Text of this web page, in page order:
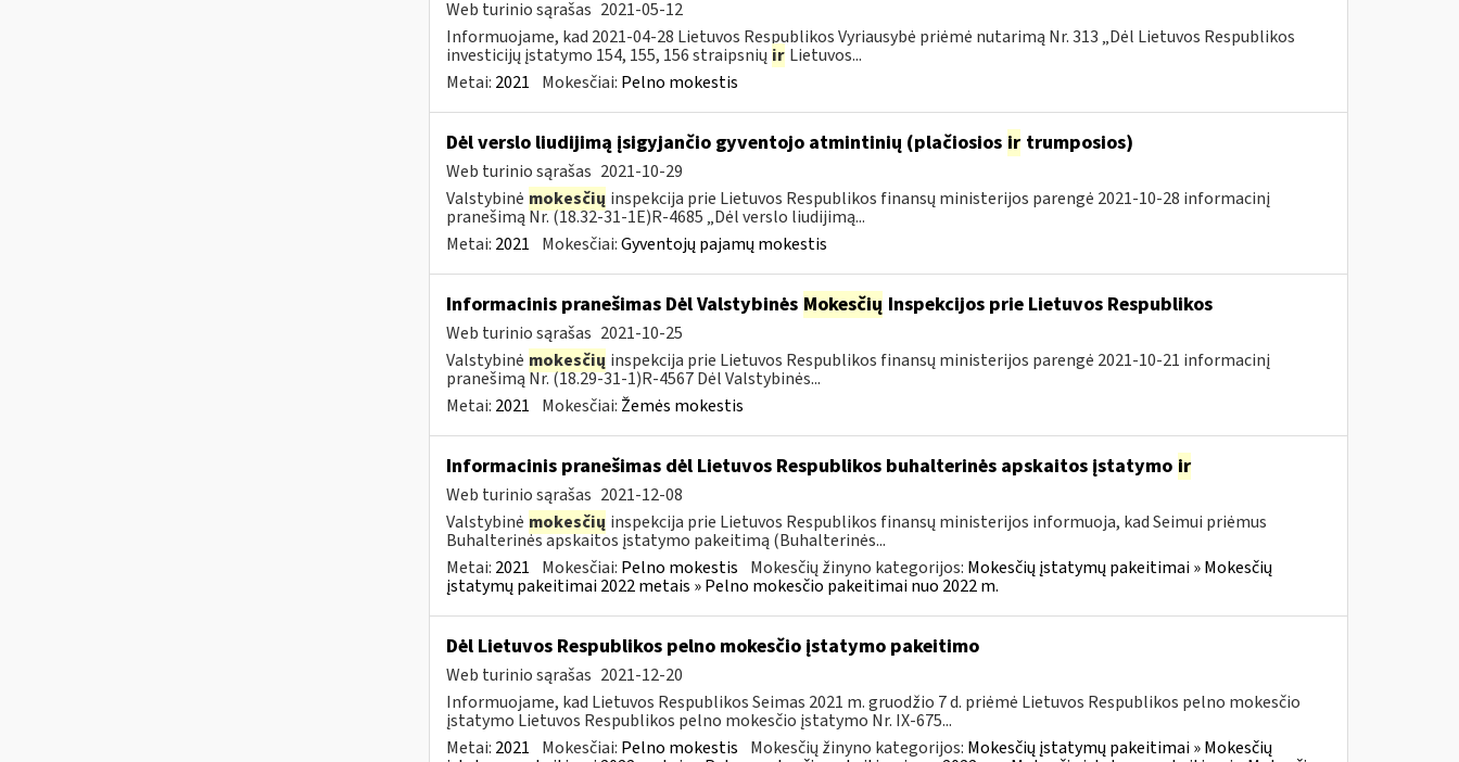
Web turinio sąrašas 2021-05-12
Informuojame, kad 2021-04-28 Lietuvos Respublikos Vyriausybė priėmė nutarimą Nr. 313 „Dėl Lietuvos Respublikos
investicijų įstatymo 154, 155, 156 straipsnių ir Lietuvos...
Metai: 2021 Mokesčiai: Pelno mokestis
Dėl verslo liudijimą įsigyjančio gyventojo atmintinių (plačiosios irtrumposios)
Web turinio sąrašas 2021-10-29
Valstybinė mokesčių inspekcija prie Lietuvos Respublikos finansų ministerijos parengė 2021-10-28 informacinį
pranešimą Nr. (18.32-31-1E)R-4685 „Dėl verslo liudijimą...
Metai: 2021 Mokesčiai:Gyventojų pajamų mokestis
Informacinis pranešimas Dėl Valstybinės Mokesčių Inspekcijos prie Lietuvos Respublikos
Web turinio sąrašas 2021-10-25
Valstybinė mokesčių inspekcija prie Lietuvos Respublikos finansų ministerijos parengė 2021-10-21 informacinį
pranešimą Nr. (18.29-31-1)R-4567 Dėl Valstybinės...
Metai: 2021 Mokesčiai: Žemės mokestis
Informacinis pranešimas dėl Lietuvos Respublikos buhalterinės apskaitos įstatymo ir
Web turinio sąrašas 2021-12-08
Valstybinė mokesčių inspekcija prie Lietuvos Respublikos finansų ministerijos informuoja, kad Seimui priėmus
Buhalterinės apskaitos įstatymo pakeitimą (Buhalterinės...
Metai: 2021 Mokesčiai: Pelno mokestis Mokesčių žinyno kategorijos: Mokesčių įstatymų pakeitimai » Mokesčių
įstatymų pakeitimai 2022 metais » Pelno mokesčio pakeitimai nuo 2022 m.
Dėl Lietuvos Respublikos pelno mokesčio įstatymo pakeitimo
Web turinio sąrašas 2021-12-20
Informuojame, kad Lietuvos Respublikos Seimas 2021 m. gruodžio 7 d. priėmė Lietuvos Respublikos pelno mokesčio
įstatymo Lietuvos Respublikos pelno mokesčio įstatymo Nr. IX-675...
Metai: 2021 Mokesčiai: Pelno mokestis Mokesčių žinyno kategorijos: Mokesčių įstatymų pakeitimai » Mokesčių